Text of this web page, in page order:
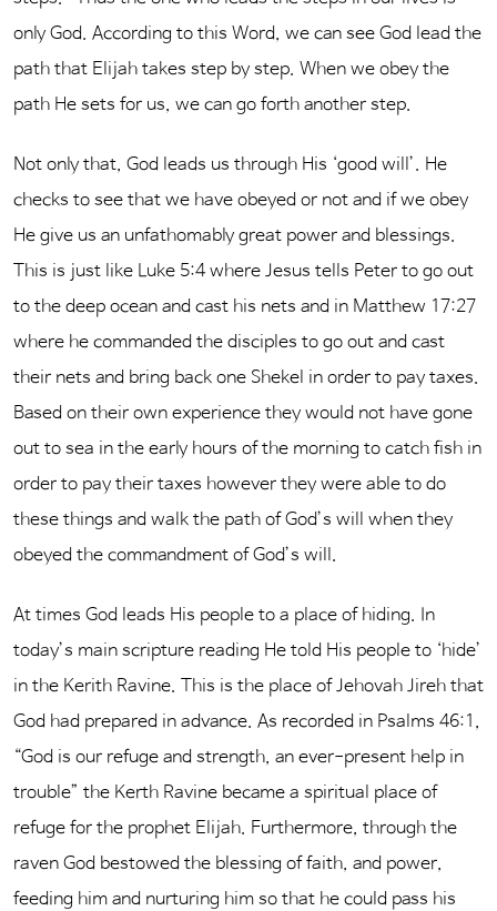
only God. According to this Word, we can see God lead the
path that Elijah takes step by step. When we obey the
path He sets for us, we can go forth another step.
Not only that, God leads us through His ‘good will’. He
checks to see that we have obeyed or not and if we obey
He give us an unfathomably great power and blessings.
This is just like Luke 5:4 where Jesus tells Peter to go out
to the deep ocean and cast his nets and in Matthew 17:27
where he commanded the disciples to go out and cast
their nets and bring back one Shekel in order to pay taxes.
Based on their own experience they would not have gone
out to sea in the early hours of the morning to catch fish in
order to pay their taxes however they were able to do
these things and walk the path of God’s will when they
obeyed the commandment of God’s will.
At times God leads His people to a place of hiding. In
today’s main scripture reading He told His people to ‘hide’
in the Kerith Ravine. This is the place of Jehovah Jireh that
God had prepared in advance. As recorded in Psalms 46:1,
“God is our refuge and strength, an ever-present help in
trouble” the Kerth Ravine became a spiritual place of
refuge for the prophet Elijah. Furthermore, through the
raven God bestowed the blessing of faith, and power,
feeding him and nurturing him so that he could pass his